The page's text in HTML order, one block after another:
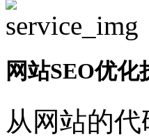
网站SEO优化
从网站的